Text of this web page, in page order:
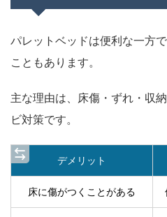
パレットベッドは便利な一方
こともあります。
主な理由は、床傷・ずれ・収
ビ対策です。
デメリット
床に傷がつくことがある